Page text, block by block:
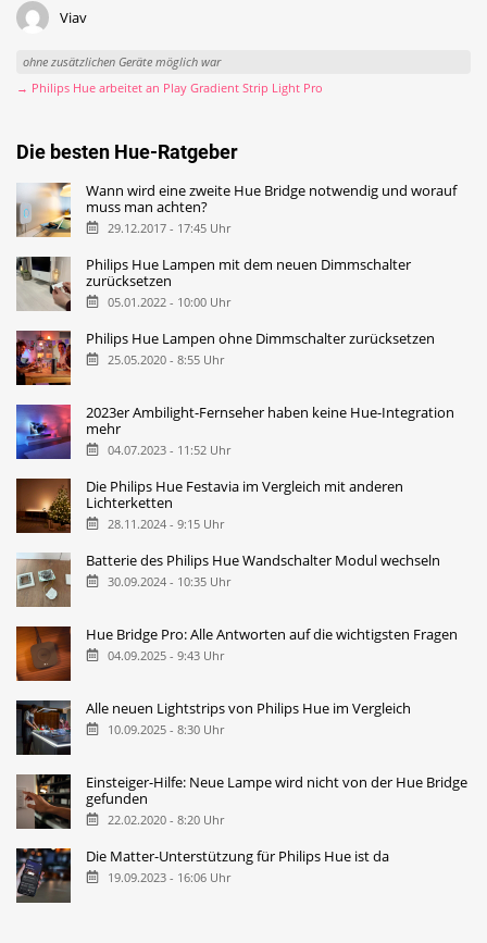
Viav
ohne zusätzlichen Geräte möglich war
→ Philips Hue arbeitet an Play Gradient Strip Light Pro
Die besten Hue-Ratgeber
Wann wird eine zweite Hue Bridge notwendig und worauf
muss man achten?
29.12.2017 - 17:45 Uhr
Philips Hue Lampen mit dem neuen Dimmschalter
zurücksetzen
05.01.2022 - 10:00 Uhr
Philips Hue Lampen ohne Dimmschalter zurücksetzen
25.05.2020 - 8:55 Uhr
2023er Ambilight-Fernseher haben keine Hue-Integration
mehr
04.07.2023 - 11:52 Uhr
Die Philips Hue Festavia im Vergleich mit anderen
Lichterketten
28.11.2024 - 9:15 Uhr
Batterie des Philips Hue Wandschalter Modul wechseln
30.09.2024 - 10:35 Uhr
Hue Bridge Pro: Alle Antworten auf die wichtigsten Fragen
04.09.2025 - 9:43 Uhr
Alle neuen Lightstrips von Philips Hue im Vergleich
10.09.2025 - 8:30 Uhr
Einsteiger-Hilfe: Neue Lampe wird nicht von der Hue Bridge
gefunden
22.02.2020 - 8:20 Uhr
Die Matter-Unterstützung für Philips Hue ist da
19.09.2023 - 16:06 Uhr